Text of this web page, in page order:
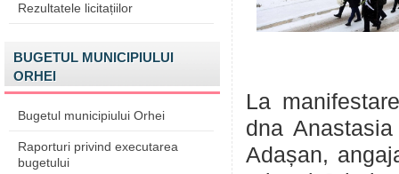
Rezultatele licitațiilor
BUGETUL MUNICIPIULUI
ORHEI
Bugetul municipiului Orhei
Raporturi privind executarea
bugetului
La
dna
Adașan,